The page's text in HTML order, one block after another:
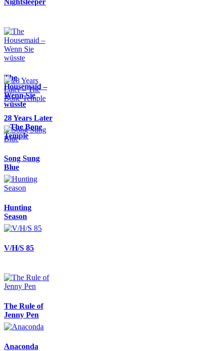
The
Housemaid –
Wenn Sie
wüsste
28 Years Later
– The Bone
Temple
Song Sung
Blue
Hunting
Season
V/H/S 85
The Rule of
Jenny Pen
Anaconda